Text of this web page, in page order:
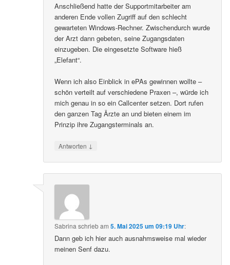
Anschließend hatte der Supportmitarbeiter am
anderen Ende vollen Zugriff auf den schlecht
gewarteten Windows-Rechner. Zwischendurch wurde
der Arzt dann gebeten, seine Zugangsdaten
einzugeben. Die eingesetzte Software hieß
„Elefant“.
Wenn ich also Einblick in ePAs gewinnen wollte –
schön verteilt auf verschiedene Praxen –, würde ich
mich genau in so ein Callcenter setzen. Dort rufen
den ganzen Tag Ärzte an und bieten einem im
Prinzip ihre Zugangsterminals an.
Antworten ↓
Sabrinaschriebam5. Mai 2025 um 09:19 Uhr:
Dann geb ich hier auch ausnahmsweise mal wieder
meinen Senf dazu.